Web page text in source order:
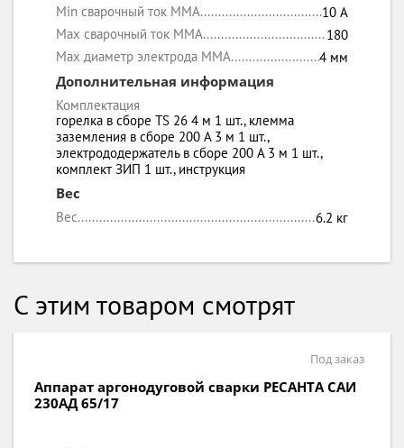
Min сварочный ток MMA
10 А
Max сварочный ток MMA
180
Max диаметр электрода MMA
4 мм
Дополнительная информация
Комплектация
горелка в сборе TS 26 4 м 1 шт., клемма
заземления в сборе 200 А 3 м 1 шт.,
электрододержатель в сборе 200 А 3 м 1 шт.,
комплект ЗИП 1 шт., инструкция
Вес
Вес 6.2 кг
С этим товаром смотрят
Под заказ
Аппарат аргонодуговой сварки РЕСАНТА САИ
230АД 65/17